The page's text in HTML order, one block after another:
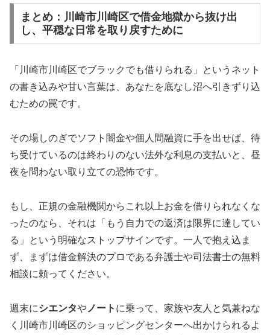
まとめ：川崎市川崎区で借金地獄から抜け出
し、平穏な日常を取り戻すために
「川崎市川崎区でブラックでも借りられる」というネット
の書き込みや甘い言葉は、あなたを底なし沼へ引きずり込
むための罠です。
その場しのぎでソフト闇金や個人間融資に手を出せば、待
ち受けているのは終わりのない法外な利息の支払いと、昼
夜を問わない取り立ての恐怖です。
もし、正規の金融機関からこれ以上お金を借りられなくな
ったのなら、それは「もう自力での返済は限界に達してい
る」という明確なストップサインです。一人で抱え込ま
ず、まずは借金解決のプロである弁護士や司法書士の無料
相談に頼ってください。
週末にシエンタや ノート に乗って、家族や友人と気兼ねな
く川崎市川崎区のショッピングセンターへ出かけられるよ